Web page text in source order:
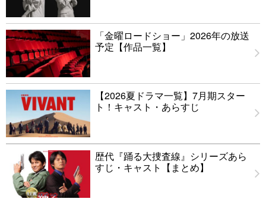
「金曜ロードショー」2026年の放送
予定【作品一覧】
【2026夏ドラマ一覧】7月期スター
ト！キャスト・あらすじ
歴代『踊る大捜査線』シリーズあら
すじ・キャスト【まとめ】